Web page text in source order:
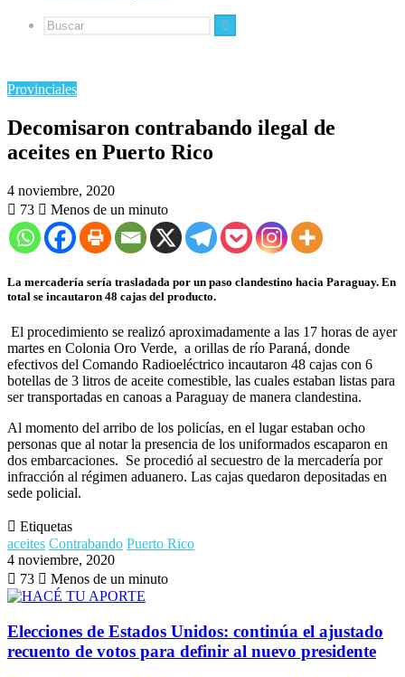
Buscar
Provinciales
Decomisaron contrabando ilegal de
aceites en Puerto Rico
4 noviembre, 2020
73
Menos de un minuto
La mercadería sería trasladada por un paso clandestino hacia Paraguay. En
total se incautaron 48 cajas del producto.
El procedimiento se realizó aproximadamente a las 17 horas de ayer
martes en Colonia Oro Verde, a orillas de río Paraná, donde
efectivos del Comando Radioeléctrico incautaron 48 cajas con 6
botellas de 3 litros de aceite comestible, las cuales estaban listas para
ser transportadas en canoas a Paraguay de manera clandestina.
Al momento del arribo de los policías, en el lugar estaban ocho
personas que al notar la presencia de los uniformados escaparon en
dos embarcaciones. Se procedió al secuestro de la mercadería por
infracción al régimen aduanero. Las cajas quedaron depositadas en
sede policial.
Etiquetas
aceites Contrabando Puerto Rico
4 noviembre, 2020
73
Menos de un minuto
Elecciones de Estados Unidos: continúa el ajustado
recuento de votos para definir al nuevo presidente